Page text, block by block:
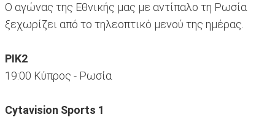
Ο αγώνας της Εθνικής μας με αντίπαλο τη Ρωσία
ξεχωρίζει από το τηλεοπτικό μενού της ημέρας.
ΡΙΚ2
19:00 Κύπρος - Ρωσία
Cytavision Sports 1